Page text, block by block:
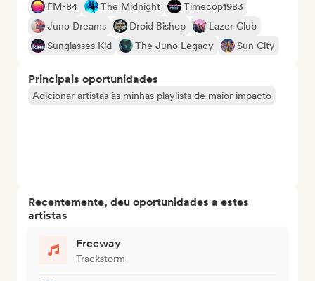
FM-84 The Midnight
Timecop1983
Juno Dreams
Droid Bishop
Lazer Club
Sunglasses Kid
The Juno Legacy Sun City
Principais oportunidades
Adicionar artistas às minhas playlists de maior impacto
Recentemente, deu oportunidades a estes
artistas
Freeway
Trackstorm